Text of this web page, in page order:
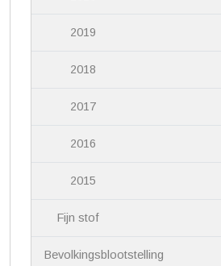
2019
2018
2017
2016
2015
Fijn stof
Bevolkingsblootstelling